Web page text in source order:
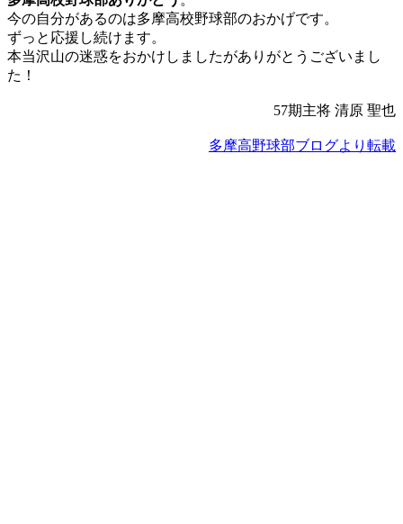
今の自分があるのは多摩高校野球部のおかげです。
ずっと応援し続けます。
本当沢山の迷惑をおかけしましたがありがとうございまし
た！
57期主将 清原 聖也
多摩高野球部ブログより転載